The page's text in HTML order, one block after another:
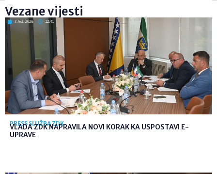
Vezane vijesti
7. kol. 2026 12:41
PRESS SLUŽBA ZDK
VLADA ZDK NAPRAVILA NOVI KORAK KA USPOSTAVI E-
UPRAVE